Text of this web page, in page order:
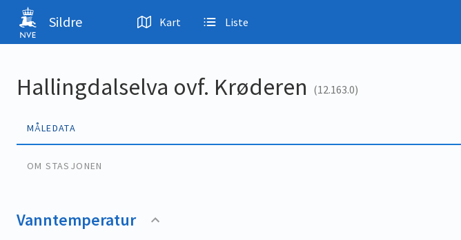
Hopp til hovedinnhold
Sildre Kart Liste
Hallingdalselva ovf. Krøderen (12.163.0)
MÅLEDATA
OM STASJONEN
Vanntemperatur